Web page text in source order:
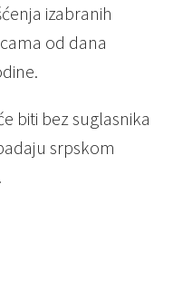
izabranih
od dana
biti bez suglasnika
srpskom